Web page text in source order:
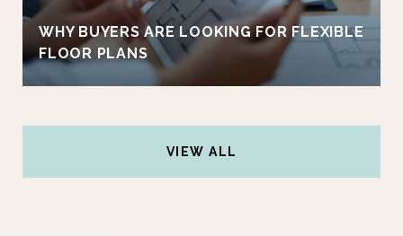
WHY BUYERS ARE LOOKING FOR FLEXIBLE
FLOOR PLANS
VIEW ALL